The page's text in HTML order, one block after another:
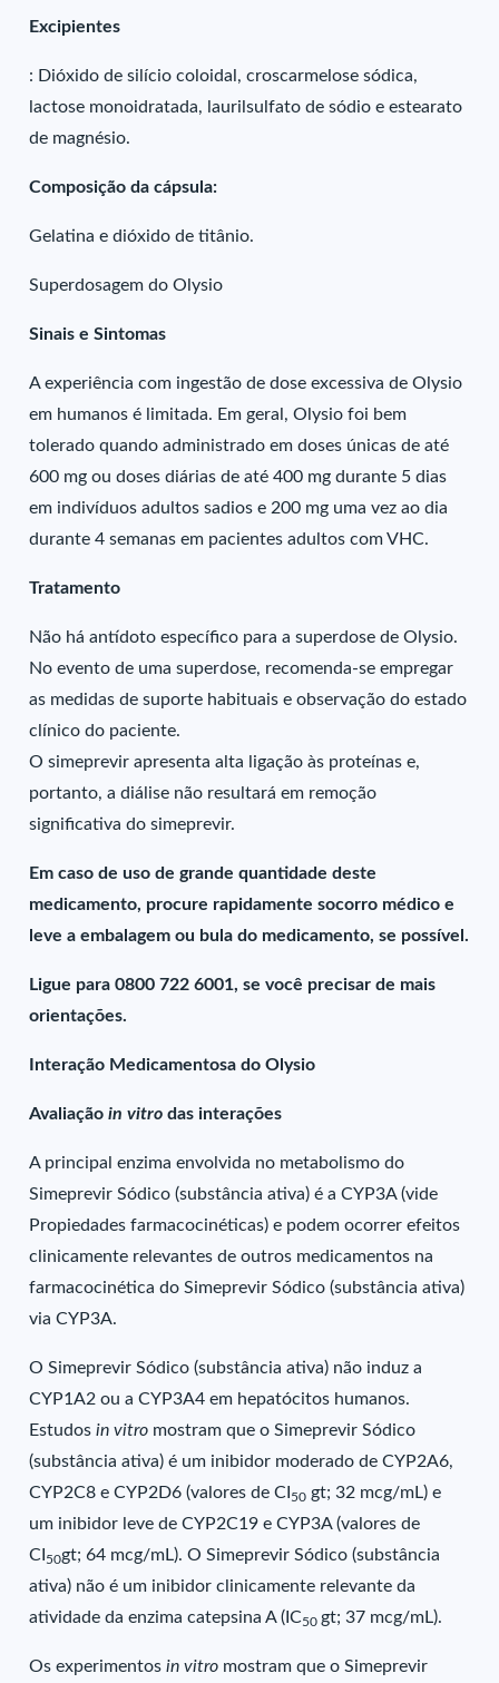
Excipientes
: Dióxido de silício coloidal, croscarmelose sódica,
lactose monoidratada, laurilsulfato de sódio e estearato
de magnésio.
Composição da cápsula:
Gelatina e dióxido de titânio.
Superdosagem do Olysio
Sinais e Sintomas
A experiência com ingestão de dose excessiva de Olysio
em humanos é limitada. Em geral, Olysio foi bem
tolerado quando administrado em doses únicas de até
600 mg ou doses diárias de até 400 mg durante 5 dias
em indivíduos adultos sadios e 200 mg uma vez ao dia
durante 4 semanas em pacientes adultos com VHC.
Tratamento
Não há antídoto específico para a superdose de Olysio.
No evento de uma superdose, recomenda-se empregar
as medidas de suporte habituais e observação do estado
clínico do paciente.
O simeprevir apresenta alta ligação às proteínas e,
portanto, a diálise não resultará em remoção
significativa do simeprevir.
Em caso de uso de grande quantidade deste
medicamento, procure rapidamente socorro médico e
leve a embalagem ou bula do medicamento, se possível.
Ligue para 0800 722 6001, se você precisar de mais
orientações.
Interação Medicamentosa do Olysio
Avaliaçãoin vitro das interações
A principal enzima envolvida no metabolismo do
Simeprevir Sódico (substância ativa) é a CYP3A (vide
Propiedades farmacocinéticas) e podem ocorrer efeitos
clinicamente relevantes de outros medicamentos na
farmacocinética do Simeprevir Sódico (substância ativa)
via CYP3A.
O Simeprevir Sódico (substância ativa) não induz a
CYP1A2 ou a CYP3A4 em hepatócitos humanos.
Estudosin vitro mostram que o Simeprevir Sódico
(substância ativa) é um inibidor moderado de CYP2A6,
CYP2C8 e CYP2D6 (valores de CI 50 gt; 32 mcg/mL) e
um inibidor leve de CYP2C19 e CYP3A (valores de
CI 50gt; 64 mcg/mL). O Simeprevir Sódico (substância
ativa) não é um inibidor clinicamente relevante da
atividade da enzima catepsina A (IC50gt; 37 mcg/mL).
Os experimentos in vitro mostram que o Simeprevir